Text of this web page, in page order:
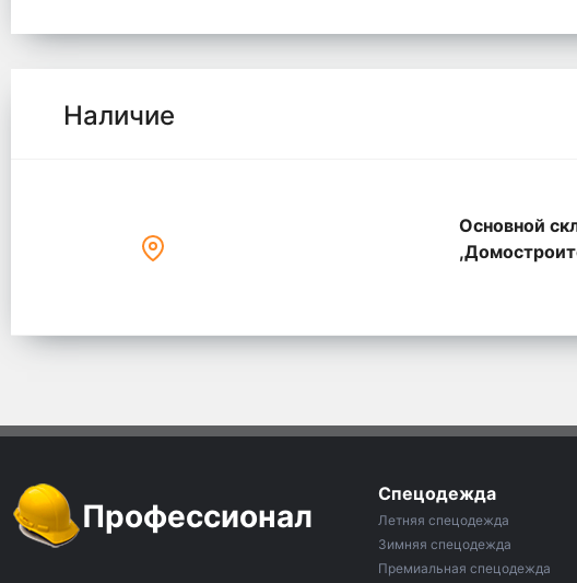
Наличие
Основной
Профессионал
Спецодежда
Летняя спецодежда
Зимняя спецодежда
Премиальная спецодежда